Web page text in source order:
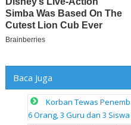
Baca Juga
Korban Tewas
6 Orang, 3 Guru dan 3 Siswa